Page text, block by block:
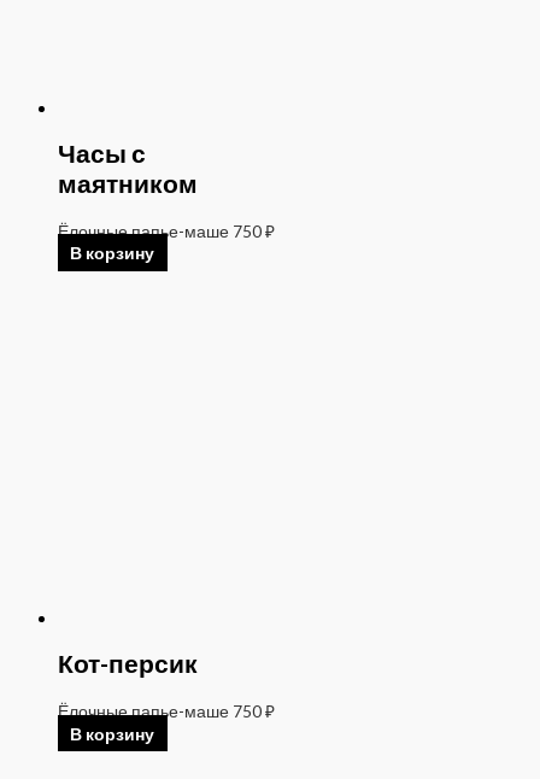
Часы с
маятником
Ёлочные папье-маше 750₽
В корзину
Кот-персик
Ёлочные папье-маше 750₽
В корзину